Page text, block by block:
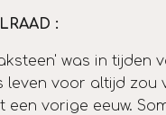
:
was in tijden
leven voor altijd zou
een vorige eeuw.